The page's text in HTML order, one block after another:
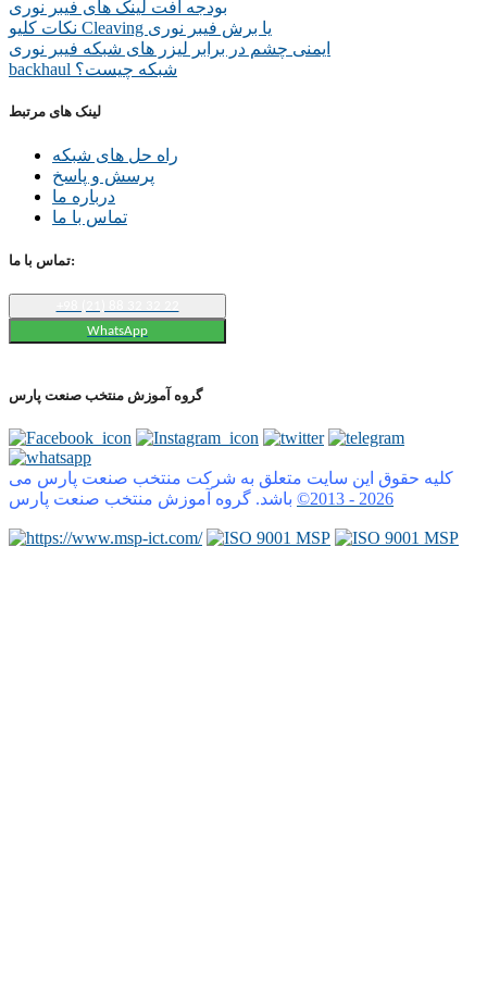
بودجه افت لینک های فیبر نوری
نکات کلیو Cleaving یا برش فیبر نوری
ایمنی چشم در برابر لیزر های شبکه فیبر نوری
backhaul شبکه چیست؟
لینک های مرتبط
راه حل های شبکه
پرسش و پاسخ
درباره ما
تماس با ما
تماس با ما:
WhatsApp
گروه آموزش منتخب صنعت پارس
کلیه حقوق این سایت متعلق به شرکت منتخب صنعت پارس می
©2013 - 2026